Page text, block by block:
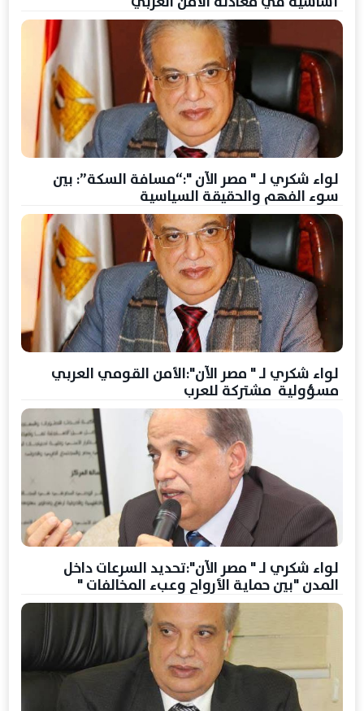
لواء شكري لـ " مصر الآن ":“مسافة السكة”: بين
سوء الفهم والحقيقة السياسية
لواء شكري لـ " مصر الآن":الأمن القومي العربي
مسؤولية مشتركة للعرب
لواء شكري لـ " مصر الآن":تحديد السرعات داخل
المدن "بين حماية الأرواح وعبء المخالفات "